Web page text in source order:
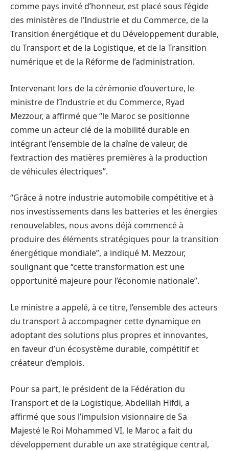
comme pays invité d’honneur, est placé sous l’égide
des ministères de l’Industrie et du Commerce, de la
Transition énergétique et du Développement durable,
du Transport et de la Logistique, et de la Transition
numérique et de la Réforme de l’administration.
Intervenant lors de la cérémonie d’ouverture, le
ministre de l’Industrie et du Commerce, Ryad
Mezzour, a affirmé que “le Maroc se positionne
comme un acteur clé de la mobilité durable en
intégrant l’ensemble de la chaîne de valeur, de
l’extraction des matières premières à la production
de véhicules électriques”.
“Grâce à notre industrie automobile compétitive et à
nos investissements dans les batteries et les énergies
renouvelables, nous avons déjà commencé à
produire des éléments stratégiques pour la transition
énergétique mondiale”, a indiqué M. Mezzour,
soulignant que “cette transformation est une
opportunité majeure pour l’économie nationale”.
Le ministre a appelé, à ce titre, l’ensemble des acteurs
du transport à accompagner cette dynamique en
adoptant des solutions plus propres et innovantes,
en faveur d’un écosystème durable, compétitif et
créateur d’emplois.
Pour sa part, le président de la Fédération du
Transport et de la Logistique, Abdelilah Hifdi, a
affirmé que sous l’impulsion visionnaire de Sa
Majesté le Roi Mohammed VI, le Maroc a fait du
développement durable un axe stratégique central,